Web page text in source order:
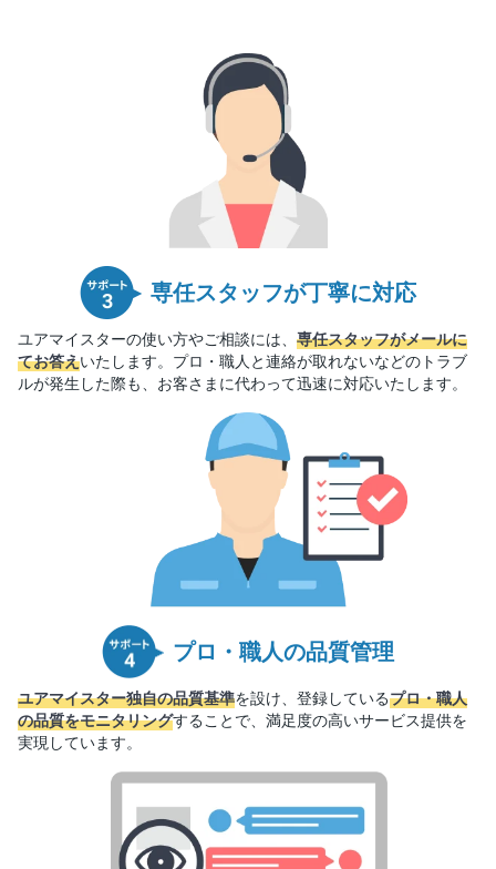
専任スタッフが丁寧に対応
ユアマイスターの使い方やご相談には、 専任スタッフがメールに
てお答えいたします。プロ・職人と連絡が取れないなどのトラブ
ルが発生した際も、お客さまに代わって迅速に対応いたします。
プロ・職人の品質管理
ユアマイスター独自の品質基準を設け、登録しているプロ・職人
の品質をモニタリングすることで、満足度の高いサービス提供を
実現しています。